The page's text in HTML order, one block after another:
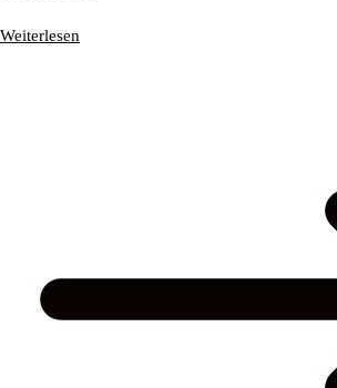
Weiterlesen